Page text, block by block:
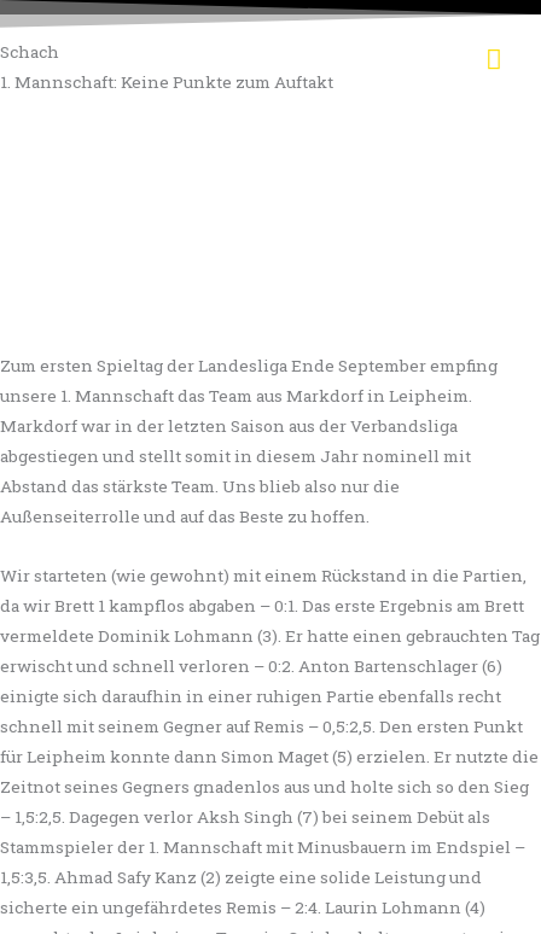
Zum
Inhalt
springen
Schach
1. Mannschaft: Keine Punkte zum Auftakt
Zum ersten Spieltag der Landesliga Ende September empfing
unsere 1. Mannschaft das Team aus Markdorf in Leipheim.
Markdorf war in der letzten Saison aus der Verbandsliga
abgestiegen und stellt somit in diesem Jahr nominell mit
Abstand das stärkste Team. Uns blieb also nur die
Außenseiterrolle und auf das Beste zu hoffen.
Wir starteten (wie gewohnt) mit einem Rückstand in die Partien,
da wir Brett 1 kampflos abgaben – 0:1. Das erste Ergebnis am Brett
vermeldete Dominik Lohmann (3). Er hatte einen gebrauchten Tag
erwischt und schnell verloren – 0:2. Anton Bartenschlager (6)
einigte sich daraufhin in einer ruhigen Partie ebenfalls recht
schnell mit seinem Gegner auf Remis – 0,5:2,5. Den ersten Punkt
für Leipheim konnte dann Simon Maget (5) erzielen. Er nutzte die
Zeitnot seines Gegners gnadenlos aus und holte sich so den Sieg
– 1,5:2,5. Dagegen verlor Aksh Singh (7) bei seinem Debüt als
Stammspieler der 1. Mannschaft mit Minusbauern im Endspiel –
1,5:3,5. Ahmad Safy Kanz (2) zeigte eine solide Leistung und
sicherte ein ungefährdetes Remis – 2:4. Laurin Lohmann (4)